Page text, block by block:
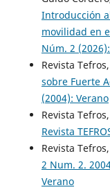
Introducción
movilidad en
Núm. 2
Revista Tefros,
sobre Fuerte
(2004): Verano
Revista Tefros,
Revista
Revista Tefros,
2 Num. 2.
Verano